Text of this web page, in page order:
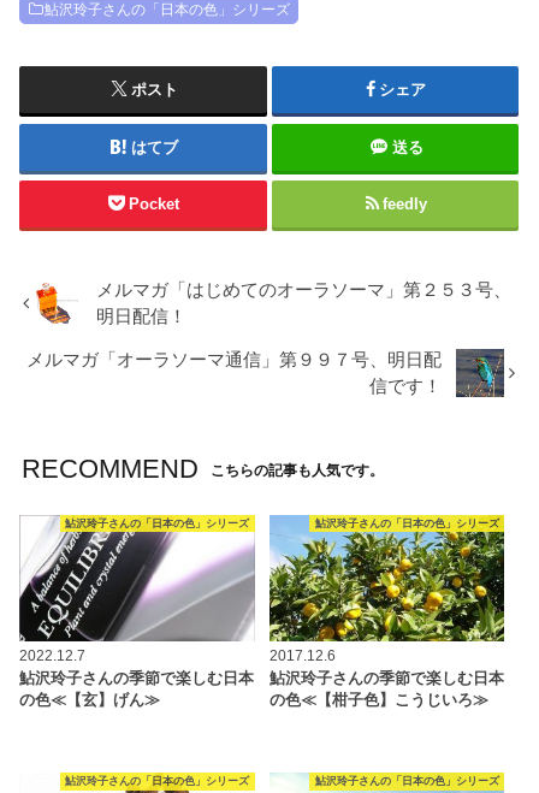
鮎沢玲子さんの「日本の色」シリーズ
ポスト シェア
はてブ 送る
Pocket feedly
メルマガ「はじめてのオーラソーマ」第２５３号、
明日配信！
メルマガ「オーラソーマ通信」第９９７号、明日配
信です！
RECOMMEND こちらの記事も人気です。
鮎沢玲子さんの「日本の色」シリーズ
2022.12.7
鮎沢玲子さんの季節で楽しむ日本
の色≪【玄】げん≫
鮎沢玲子さんの「日本の色」シリーズ
2017.12.6
鮎沢玲子さんの季節で楽しむ日本
の色≪【柑子色】こうじいろ≫
鮎沢玲子さんの「日本の色」シリーズ 鮎沢玲子さんの「日本の色」シリーズ